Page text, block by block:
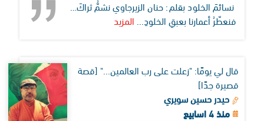
نسائمَ الخلود بقلم: حنان الزيرجاوي نشمُّ ثراكَ…
فنعطّرُ أعمارنا بعبقِ الخلودِ... المزيد
قال لي يومًا: "زعلت على رب العالمين..." [قصة
قصيرة جدًا]
حيدر حسين سويري
منذ 4 اسابيع